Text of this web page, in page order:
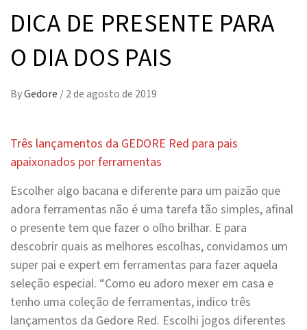
DICA DE PRESENTE PARA
O DIA DOS PAIS
ByGedore /2 de agosto de 2019
Três lançamentos da GEDORE Red para pais
apaixonados por ferramentas
Escolher algo bacana e diferente para um paizão que
adora ferramentas não é uma tarefa tão simples, afinal
o presente tem que fazer o olho brilhar. E para
descobrir quais as melhores escolhas, convidamos um
super pai e expert em ferramentas para fazer aquela
seleção especial. “Como eu adoro mexer em casa e
tenho uma coleção de ferramentas, indico três
lançamentos da Gedore Red. Escolhi jogos diferentes